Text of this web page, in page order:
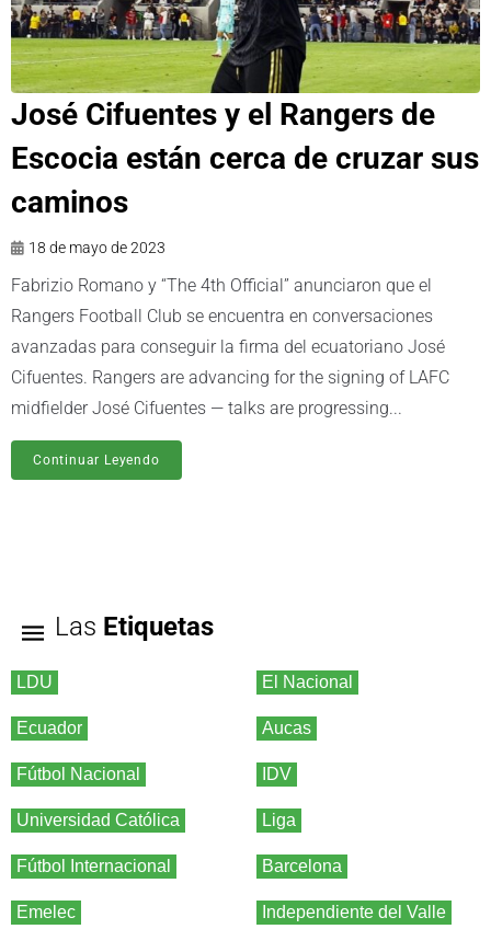
José Cifuentes y el Rangers de
Escocia están cerca de cruzar sus
caminos
18 de mayo de 2023
Fabrizio Romano y “The 4th Official” anunciaron que el
Rangers Football Club se encuentra en conversaciones
avanzadas para conseguir la firma del ecuatoriano José
Cifuentes. Rangers are advancing for the signing of LAFC
midfielder José Cifuentes — talks are progressing...
Continuar Leyendo
Las Etiquetas
LDU El Nacional
Ecuador Aucas
Fútbol Nacional IDV
Universidad Católica Liga
Fútbol Internacional Barcelona
Emelec Independiente del Valle